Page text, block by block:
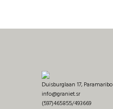
Duisburglaan 17, Paramaribo
info@graniet.sr
(597)465855/493669